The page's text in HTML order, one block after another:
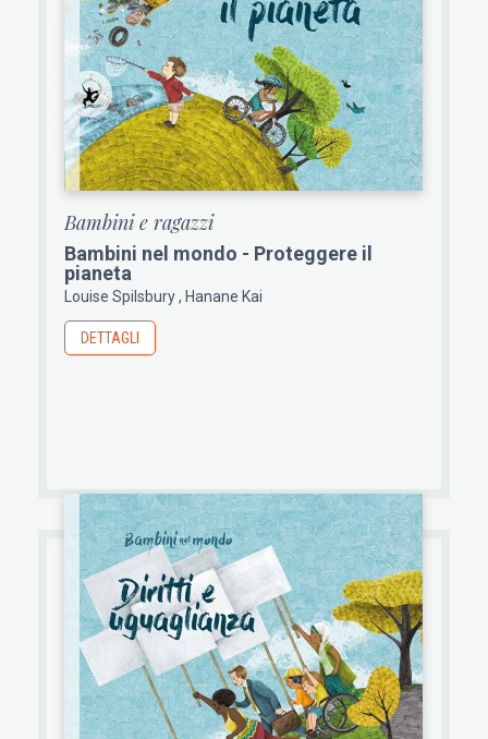
Bambini e ragazzi
Bambini nel mondo - Proteggere il
pianeta
Louise Spilsbury Hanane Kai
DETTAGLI